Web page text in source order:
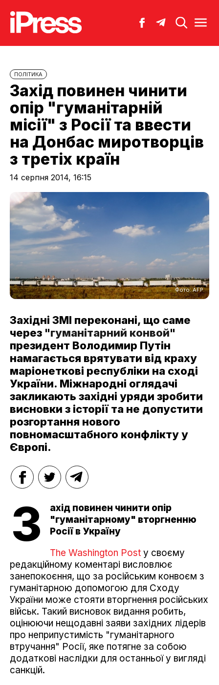
ПОЛІТИКА
Захід повинен чинити
опір "гуманітарній
місії" з Росії та ввести
на Донбас миротворців
з третіх країн
14 серпня 2014, 16:15
Фото: АFР
Західні ЗМІ переконані, що саме
через "гуманітарний конвой"
президент Володимир Путін
намагається врятувати від краху
маріонеткові республіки на сході
України. Міжнародні оглядачі
закликають західні уряди зробити
висновки з історії та не допустити
розгортання нового
повномасштабного конфлікту у
Європі.
З
ахід повинен чинити опір
"гуманітарному" вторгненню
Росії в Україну
The Washington Post у своєму
редакційному коментарі висловлює
занепокоєння, що за російським конвоєм з
гуманітарною допомогою для Сходу
України може стояти вторгнення російських
військ. Такий висновок видання робить,
оцінюючи нещодавні заяви західних лідерів
про неприпустимість "гуманітарного
втручання" Росії, яке потягне за собою
додаткові наслідки для останньої у вигляді
санкцій.